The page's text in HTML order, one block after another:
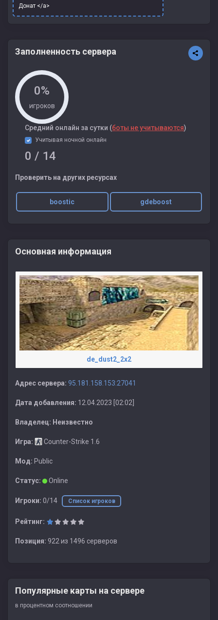
Донат </a>
Заполненность сервера
0%
игроков
Cредний онлайн за сутки (боты не учитываются)
Учитывая ночной онлайн
0 / 14
Проверить на других ресурсах
boostic gdeboost
Основная информация
de_dust2_2x2
Адрес сервера: 95.181.158.153:27041
Дата добавления: 12.04.2023 [02:02]
Владелец: Неизвестно
Игра: Counter-Strike 1.6
Мод: Public
Статус: Online
Игроки: 0/14 Список игроков
Рейтинг:
Позиция: 922 из 1496 серверов
Популярные карты на сервере
в процентном соотношении